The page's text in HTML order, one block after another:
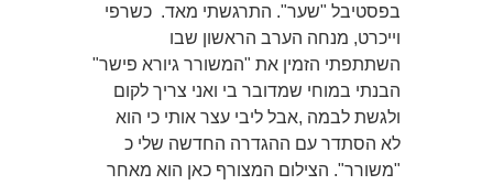
בפסטיבל "שער". התרגשתי מאד. כשרפי
וייכרט, מנחה הערב הראשון שבו
השתתפתי הזמין את "המשורר גיורא פישר"
הבנתי במוחי שמדובר בי ואני צריך לקום
ולגשת לבמה ,אבל ליבי עצר אותי כי הוא
לא הסתדר עם ההגדרה החדשה שלי כ
"משורר". הצילום המצורף כאן הוא מאחר